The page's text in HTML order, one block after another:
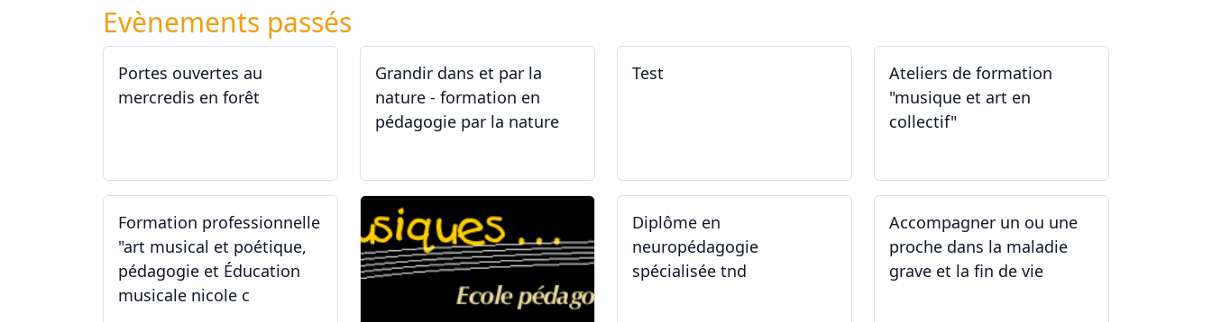
Evènements passés
Portes ouvertes au
mercredis en forêt
Grandir dans et par la
nature - formation en
pédagogie par la nature
Test
Ateliers de formation
"musique et art en
collectif"
Formation professionnelle
"art musical et poétique,
pédagogie et Éducation
musicale nicole c
Diplôme en
neuropédagogie
spécialisée tnd
Accompagner un ou une
proche dans la maladie
grave et la fin de vie